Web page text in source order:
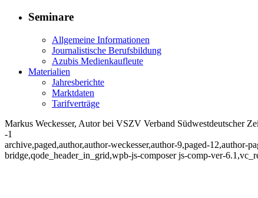
Seminare
Allgemeine Informationen
Journalistische Berufsbildung
Azubis Medienkaufleute
Materialien
Jahresberichte
Marktdaten
Tarifverträge
Markus Weckesser, Autor bei VSZV Verband Südwestdeutscher
-1
archive,paged,author,author-weckesser,author-9,paged-12,author-
bridge,qode_header_in_grid,wpb-js-composer js-comp-ver-